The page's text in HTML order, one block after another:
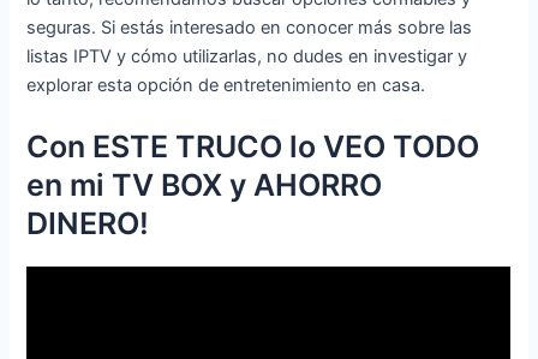
seguras. Si estás interesado en conocer más sobre las
listas IPTV y cómo utilizarlas, no dudes en investigar y
explorar esta opción de entretenimiento en casa.
Con ESTE TRUCO lo VEO TODO
en mi TV BOX y AHORRO
DINERO!